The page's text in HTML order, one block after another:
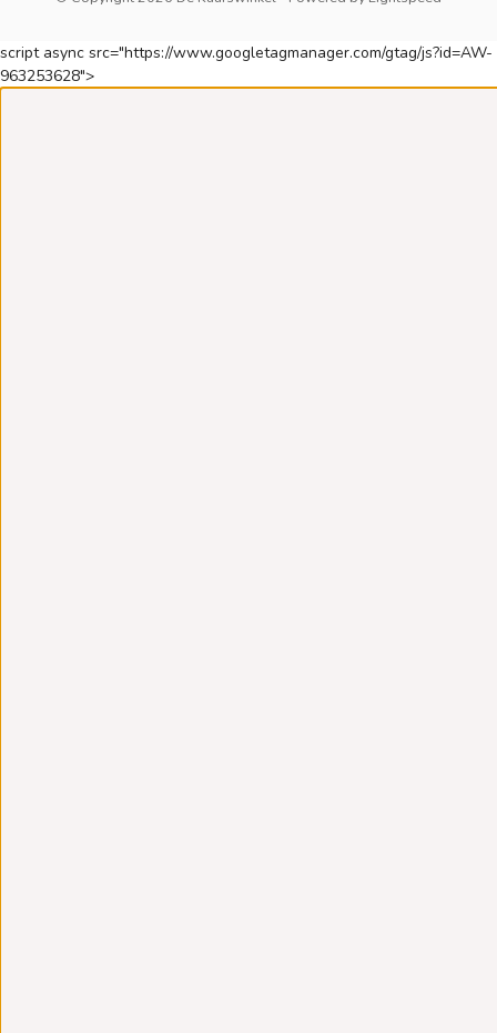
script async src="https://www.googletagmanager.com/gtag/js?id=AW-
963253628">